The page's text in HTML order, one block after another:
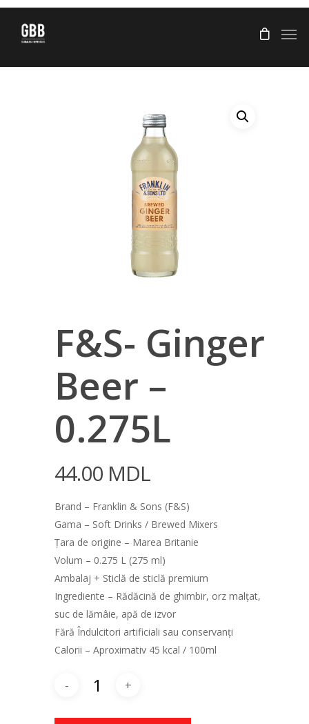
F&S- Ginger
Beer –
0.275L
44.00 MDL
Brand – Franklin & Sons (F&S)
Gama – Soft Drinks / Brewed Mixers
Țara de origine – Marea Britanie
Volum – 0.275 L (275 ml)
Ambalaj + Sticlă de sticlă premium
Ingrediente – Rădăcină de ghimbir, orz malțat,
suc de lămâie, apă de izvor
Fără Îndulcitori artificiali sau conservanți
Calorii – Aproximativ 45 kcal / 100ml